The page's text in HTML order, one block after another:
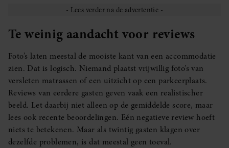
Te weinig aandacht voor reviews
Foto’s laten meestal de mooiste kant van een accommodatie
zien. Dat is logisch. Niemand plaatst vrijwillig foto’s van
versleten matrassen of een uitzicht op een parkeerplaats.
Reviews van eerdere gasten geven vaak een realistischer
beeld. Let daarbij niet alleen op de gemiddelde score, maar
lees ook recente beoordelingen. Eén negatieve review hoeft
niets te betekenen. Maar als twintig gasten klagen over
dezelfde problemen, is dat meestal geen toeval.